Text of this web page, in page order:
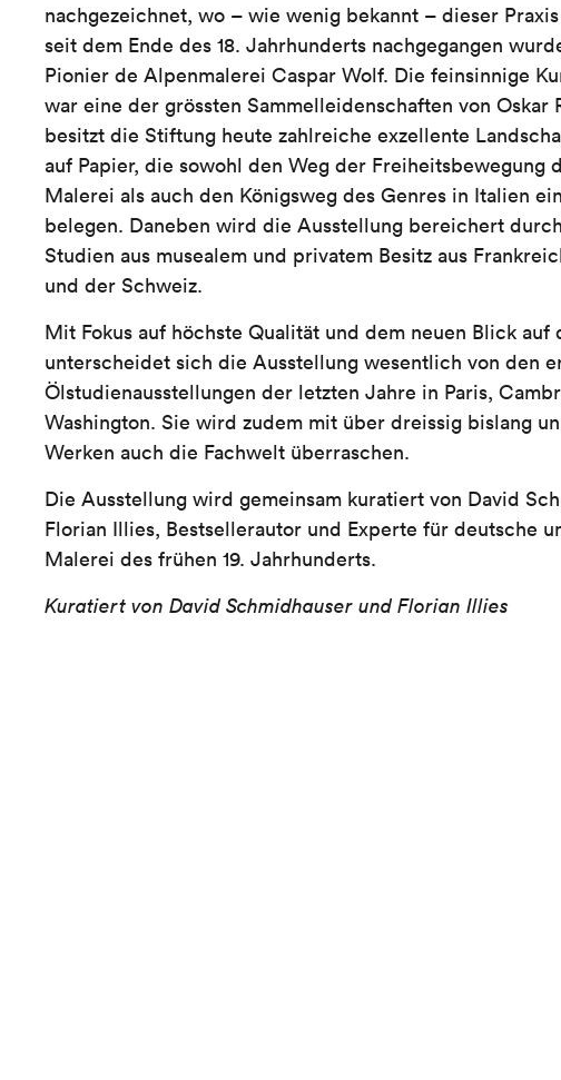
nachgezeichnet, wo – wie wenig bekannt – dieser
seit dem Ende des 18. Jahrhunderts nachgegangen
Pionier de Alpenmalerei Caspar Wolf. Die feinsinnige
war eine der grössten Sammelleidenschaften von Oskar
besitzt die Stiftung heute zahlreiche exzellente
auf Papier, die sowohl den Weg der Freiheitsbewegung
Malerei als auch den Königsweg des Genres in Italien
belegen. Daneben wird die Ausstellung bereichert
Studien aus musealem und privatem Besitz aus
und der Schweiz.
Mit Fokus auf höchste Qualität und dem neuen Blick auf
unterscheidet sich die Ausstellung wesentlich von den
Ölstudienausstellungen der letzten Jahre in Paris,
Washington. Sie wird zudem mit über dreissig bislang
Werken auch die Fachwelt überraschen.
Die Ausstellung wird gemeinsam kuratiert von David
Florian Illies, Bestsellerautor und Experte für deutsche
Malerei des frühen 19. Jahrhunderts.
Kuratiert von David Schmidhauser und Florian Illies